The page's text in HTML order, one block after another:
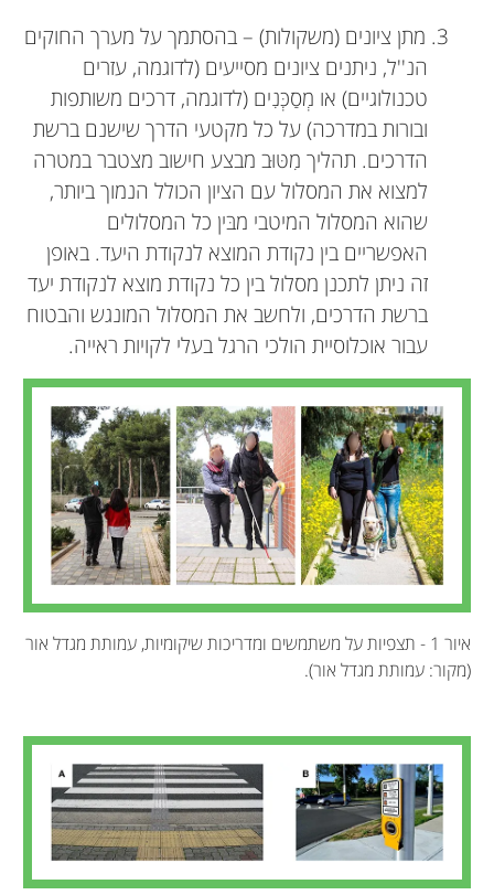
3. מתן ציונים (משקולות) – בהסתמך על מערך החוקים
הנ''ל, ניתנים ציונים מסייעים (לדוגמה, עזרים
טכנולוגיים) או מְסַכְּנִים (לדוגמה, דרכים משותפות
ובורות במדרכה) על כל מקטעי הדרך שישנם ברשת
הדרכים. תהליך מִטּוּב מבצע חישוב מצטבר במטרה
למצוא את המסלול עם הציון הכולל הנמוך ביותר,
שהוא המסלול המיטבי מבּין כל המסלולים
האפשריים בין נקודת המוצא לנקודת היעד. באופן
זה ניתן לתכנן מסלול בין כל נקודת מוצא לנקודת יעד
ברשת הדרכים, ולחשב את המסלול המונגש והבטוח
עבור אוכלוסיית הולכי הרגל בעלי לקויות ראייה.
איור 1 - תצפיות על משתמשים ומדריכות שיקומיות, עמותת מגדל אור
(מקור: עמותת מגדל אור).